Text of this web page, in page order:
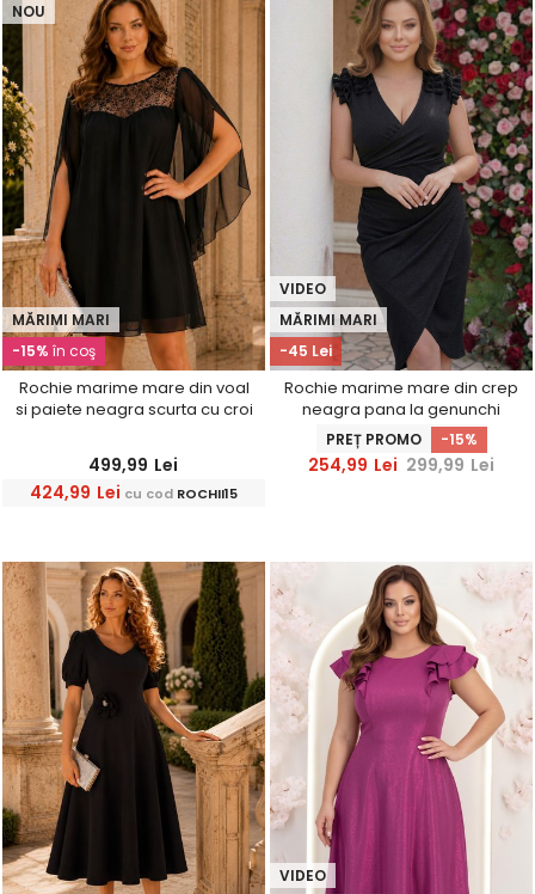
-15% în coş
MĂRIMI MARI
NOU
Rochie marime mare din voal
si paiete neagra scurta cu croi
499,99 Lei
424,99 Lei cu cod ROCHII15
-45 Lei
VIDEO
MĂRIMI MARI
Rochie marime mare din crep
neagra pana la genunchi
petrecuta tip creion cu
volanase - StarShinerS
PREȚ PROMO -15%
254,99 Lei 299,99 Lei
VIDEO